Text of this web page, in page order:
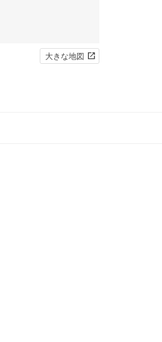
大きな地図